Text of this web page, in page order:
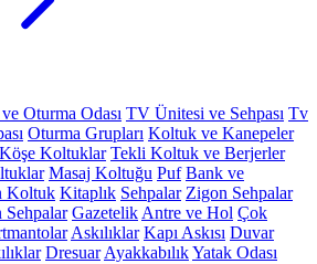
Oturma Odası TV Ünitesi ve Sehpası Tv
Oturma Grupları Koltuk ve Kanepeler
Köşe Koltuklar Tekli Koltuk ve Berjerler
Masaj Koltuğu Puf Bank ve
Koltuk Kitaplık Sehpalar Zigon Sehpalar
Sehpalar Gazetelik Antre ve Hol Çok
Askılıklar Kapı Askısı Duvar
Dresuar AyakkabılıkYatak Odası